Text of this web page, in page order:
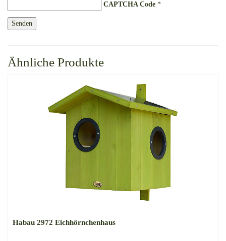
CAPTCHA Code *
Ähnliche Produkte
Habau 2972 Eichhörnchenhaus